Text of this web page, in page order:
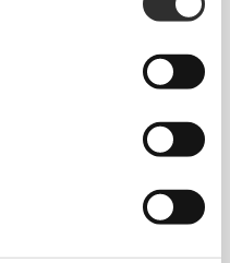
muut työ- ja